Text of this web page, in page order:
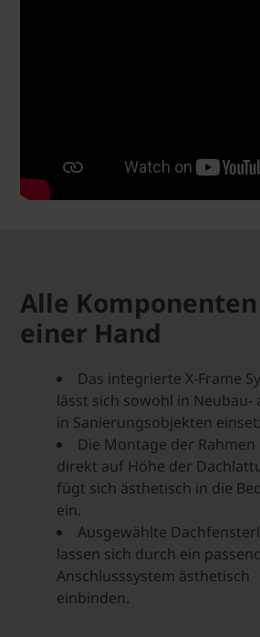
Alle
einer Hand
Das integrierte X-Frame
lässt sich sowohl in Neubau-
in Sanierungsobjekten
Die Montage der
direkt auf Höhe der
fügt sich ästhetisch in die
ein.
Ausgewählte
lassen sich durch ein
Anschlusssystem ästhetisch
einbinden.